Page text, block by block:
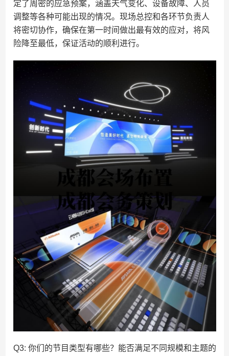
定了周密的应急预案，涵盖天气变化、设备故障、人员
调整等各种可能出现的情况。现场总控和各环节负责人
将密切协作，确保在第一时间做出最有效的应对，将风
险降至最低，保证活动的顺利进行。
Q3: 你们的节目类型有哪些？能否满足不同规模和主题的